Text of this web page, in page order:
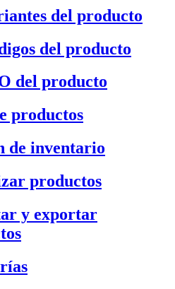
del producto
del producto
del producto
productos
de inventario
productos
y exportar